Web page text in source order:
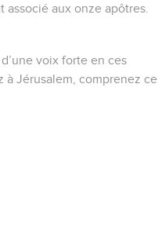
associé aux onze apôtres.
voix forte en ces
à Jérusalem, comprenez ce